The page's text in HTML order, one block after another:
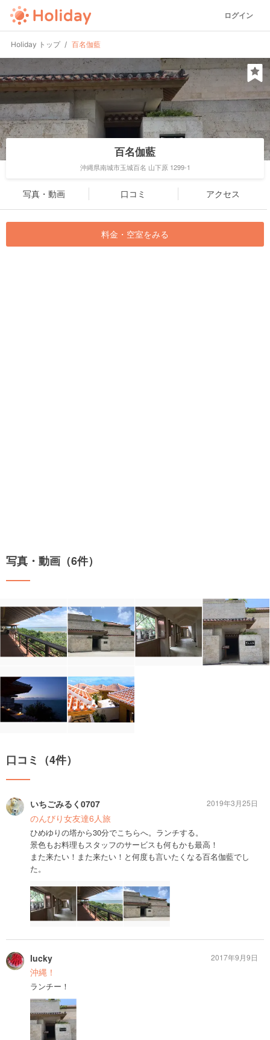
ログイン
Holiday トップ 百名伽藍
百名伽藍
沖縄県南城市玉城百名 山下原 1299-1
写真・動画 口コミ アクセス
料金・空室をみる
写真・動画（6件）
口コミ（4件）
いちごみるく0707
のんびり女友達6人旅
ひめゆりの塔から30分でこちらへ。ランチする。
景色もお料理もスタッフのサービスも何もかも最高！
また来たい！また来たい！と何度も言いたくなる百名伽藍でし
た。
2019年3月25日
lucky
沖縄！
ランチー！
2017年9月9日